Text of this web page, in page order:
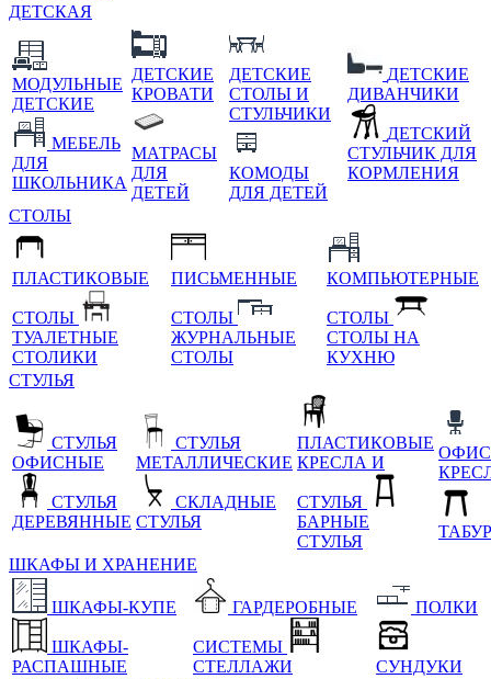
ДЕТСКАЯ
МОДУЛЬНЫЕ
ДЕТСКИЕ
МЕБЕЛЬ
ДЛЯ
ШКОЛЬНИКА
ДЕТСКИЕ
КРОВАТИ
МАТРАСЫ
ДЛЯ
ДЕТЕЙ
ДЕТСКИЕ
СТОЛЫ И
СТУЛЬЧИКИ
КОМОДЫ
ДЛЯ ДЕТЕЙ
ДЕТСКИЕ
ДИВАНЧИКИ
ДЕТСКИЙ
СТУЛЬЧИК ДЛЯ
КОРМЛЕНИЯ
СТОЛЫ
ПЛАСТИКОВЫЕ
СТОЛЫ
ТУАЛЕТНЫЕ
СТОЛИКИ
ПИСЬМЕННЫЕ
СТОЛЫ
ЖУРНАЛЬНЫЕ
СТОЛЫ
КОМПЬЮТЕРНЫЕ
СТОЛЫ
СТОЛЫ НА
КУХНЮ
СТУЛЬЯ
СТУЛЬЯ
ОФИСНЫЕ
СТУЛЬЯ
ДЕРЕВЯННЫЕ
СТУЛЬЯ
МЕТАЛЛИЧЕСКИЕ
СКЛАДНЫЕ
СТУЛЬЯ
ПЛАСТИКОВЫЕ
КРЕСЛА И
СТУЛЬЯ
БАРНЫЕ
СТУЛЬЯ
ШКАФЫ И ХРАНЕНИЕ
ШКАФЫ-КУПЕ
ШКАФЫ-
РАСПАШНЫЕ
ГАРДЕРОБНЫЕ
СИСТЕМЫ
СТЕЛЛАЖИ
ПОЛКИ
СУНДУКИ